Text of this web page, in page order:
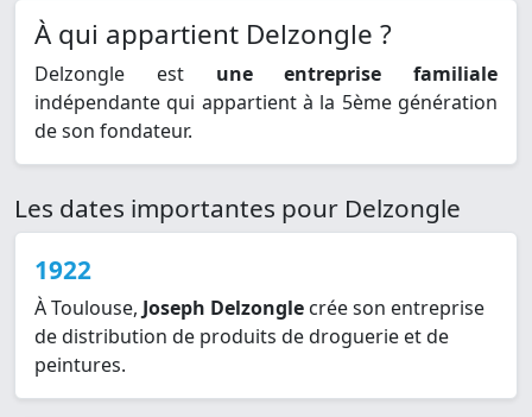
À qui appartient Delzongle ?
Delzongle est une entreprise familiale
indépendante qui appartient à la 5ème génération
de son fondateur.
Les dates importantes pour Delzongle
1922
À Toulouse, Joseph Delzongle crée son entreprise
de distribution de produits de droguerie et de
peintures.